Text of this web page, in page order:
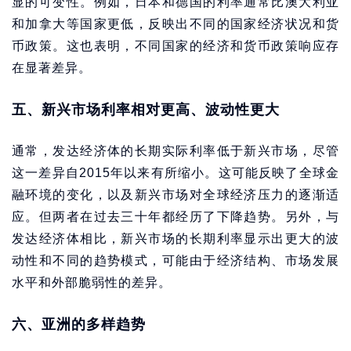
和加拿大等国家更低，反映出不同的国家经济状况和货
币政策。这也表明，不同国家的经济和货币政策响应存
在显著差异。
五、新兴市场利率相对更高、波动性更大
通常，发达经济体的长期实际利率低于新兴市场，尽管
这一差异自2015年以来有所缩小。这可能反映了全球金
融环境的变化，以及新兴市场对全球经济压力的逐渐适
应。但两者在过去三十年都经历了下降趋势。另外，与
发达经济体相比，新兴市场的长期利率显示出更大的波
动性和不同的趋势模式，可能由于经济结构、市场发展
水平和外部脆弱性的差异。
六、亚洲的多样趋势